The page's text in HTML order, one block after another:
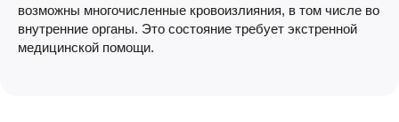
возможны многочисленные кровоизлияния, в том числе во
внутренние органы. Это состояние требует экстренной
медицинской помощи.